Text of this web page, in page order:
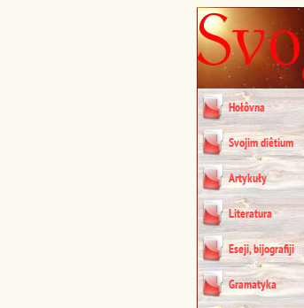
Hołôvna
Svojim diêtium
Artykuły
Literatura
Eseji, bijografiji
Gramatyka